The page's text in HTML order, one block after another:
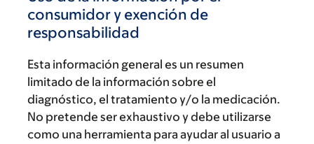
consumidor y exención de
responsabilidad
Esta información general es un resumen
limitado de la información sobre el
diagnóstico, el tratamiento y/o la medicación.
No pretende ser exhaustivo y debe utilizarse
como una herramienta para ayudar al usuario a